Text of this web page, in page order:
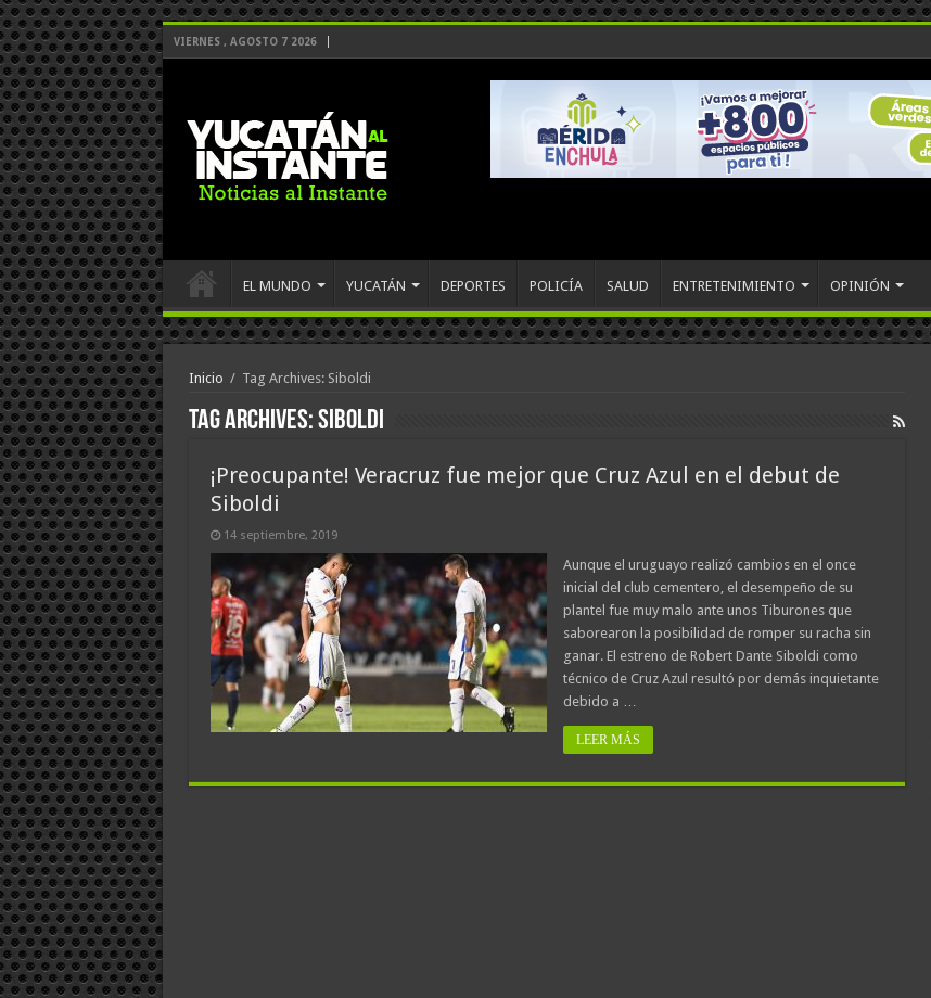
VIERNES , AGOSTO 7 2026
EL MUNDO YUCATÁN DEPORTES POLICÍA SALUD ENTRETENIMIENTO OPINIÓN
Inicio / Tag Archives: Siboldi
Tag Archives:Siboldi
¡Preocupante! Veracruz fue mejor que Cruz Azul en el debut de
Siboldi
14 septiembre, 2019
Aunque el uruguayo realizó cambios en el once
inicial del club cementero, el desempeño de su
plantel fue muy malo ante unos Tiburones que
saborearon la posibilidad de romper su racha sin
ganar. El estreno de Robert Dante Siboldi como
técnico de Cruz Azul resultó por demás inquietante
debido a …
LEER MÁS